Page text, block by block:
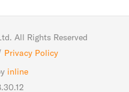
All Rights Reserved
Privacy Policy
inline